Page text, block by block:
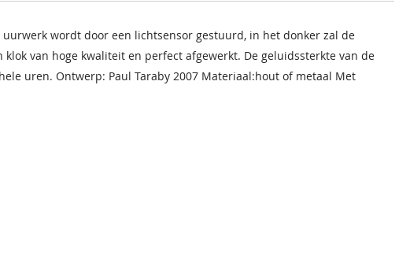
wordt door een lichtsensor gestuurd, in het donker zal de
van hoge kwaliteit en perfect afgewerkt. De geluidssterkte van de
uren. Ontwerp: Paul Taraby 2007 Materiaal:hout of metaal Met